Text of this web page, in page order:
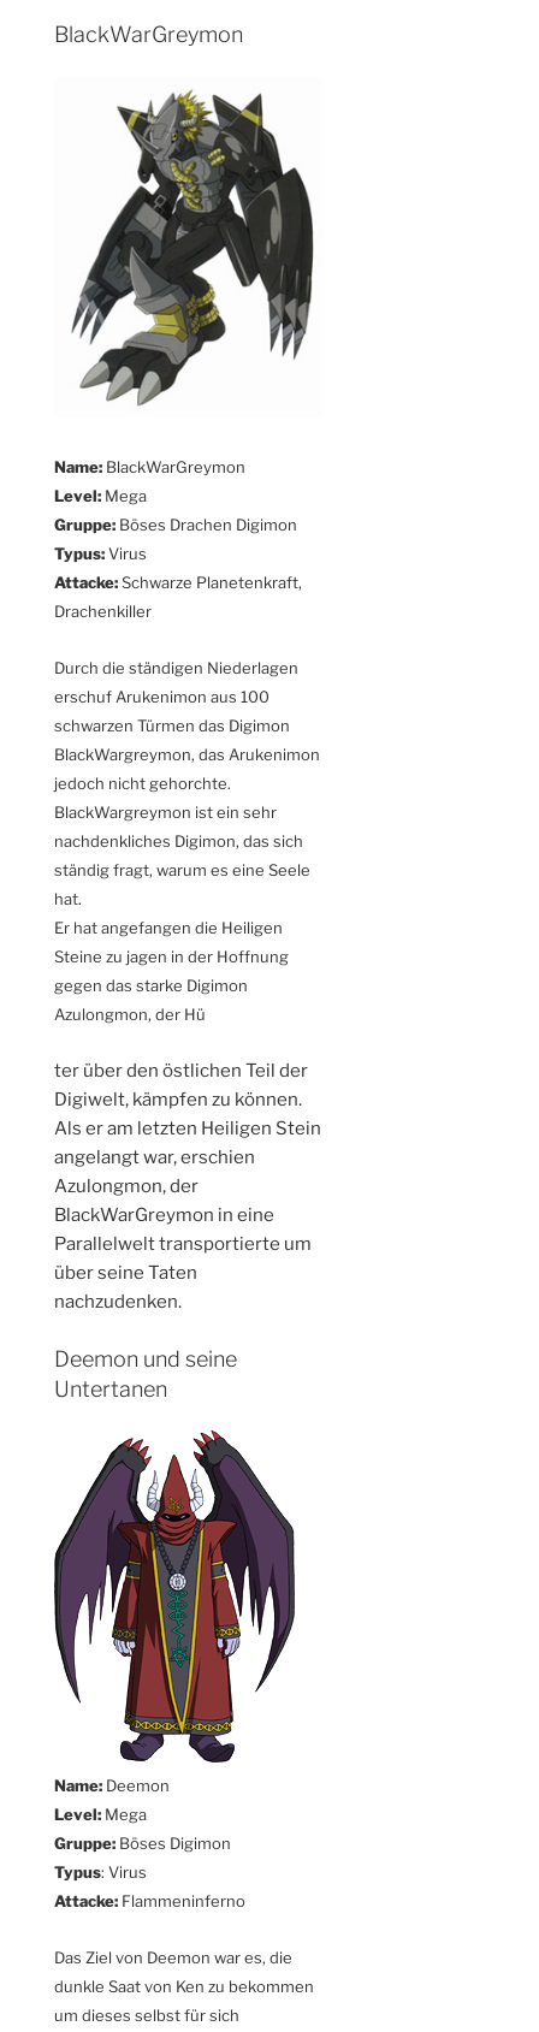
BlackWarGreymon
Name:BlackWarGreymon
Level:Mega
Gruppe:Böses Drachen Digimon
Typus:Virus
Attacke:Schwarze Planetenkraft,
Drachenkiller
Durch die ständigen Niederlagen
erschuf Arukenimon aus 100
schwarzen Türmen das Digimon
BlackWargreymon, das Arukenimon
jedoch nicht gehorchte.
BlackWargreymon ist ein sehr
nachdenkliches Digimon, das sich
ständig fragt, warum es eine Seele
hat.
Er hat angefangen die Heiligen
Steine zu jagen in der Hoffnung
gegen das starke Digimon
Azulongmon, der Hü
relaisvih12
ter über den östlichen Teil der
Digiwelt, kämpfen zu können.
Als er am letzten Heiligen Stein
angelangt war, erschien
Azulongmon, der
BlackWarGreymon in eine
Parallelwelt transportierte um
über seine Taten
nachzudenken.
Deemon und seine
Untertanen
Name:Deemon
Level:Mega
Gruppe:Böses Digimon
Typus: Virus
Attacke:Flammeninferno
Das Ziel von Deemon war es, die
dunkle Saat von Ken zu bekommen
um dieses selbst für sich